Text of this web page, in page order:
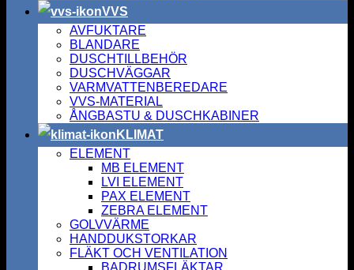
VVS
AVFUKTARE
BLANDARE
DUSCHTILLBEHÖR
DUSCHVÄGGAR
VARMVATTENBEREDARE
VVS-MATERIAL
ÅNGBASTU & DUSCHKABINER
KLIMAT
ELEMENT
MB ELEMENT
LVI ELEMENT
PAX ELEMENT
ZEBRA ELEMENT
GOLVVÄRME
HANDDUKSTORKAR
FLÄKT OCH VENTILATION
BADRUMSFLÄKTAR